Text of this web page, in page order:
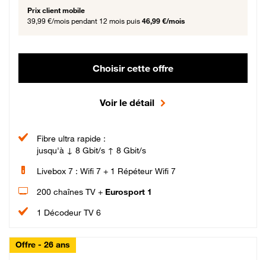
Prix client mobile
39,99 €/mois pendant 12 mois puis 46,99 €/mois
Choisir cette offre
Voir le détail
Fibre ultra rapide :
jusqu'à ↓ 8 Gbit/s ↑ 8 Gbit/s
Livebox 7 : Wifi 7 + 1 Répéteur Wifi 7
200 chaînes TV + Eurosport 1
1 Décodeur TV 6
Offre - 26 ans